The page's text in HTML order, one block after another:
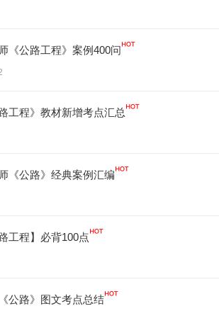
《公路工程》案例400问
工程》教材新增考点汇总
《公路》经典案例汇编
工程】必背100点
公路》图文考点总结